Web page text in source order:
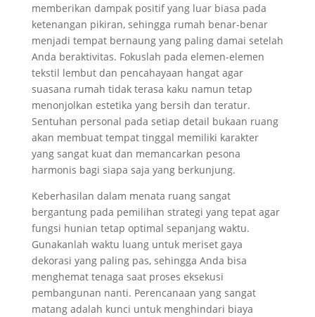
memberikan dampak positif yang luar biasa pada
ketenangan pikiran, sehingga rumah benar-benar
menjadi tempat bernaung yang paling damai setelah
Anda beraktivitas. Fokuslah pada elemen-elemen
tekstil lembut dan pencahayaan hangat agar
suasana rumah tidak terasa kaku namun tetap
menonjolkan estetika yang bersih dan teratur.
Sentuhan personal pada setiap detail bukaan ruang
akan membuat tempat tinggal memiliki karakter
yang sangat kuat dan memancarkan pesona
harmonis bagi siapa saja yang berkunjung.
Keberhasilan dalam menata ruang sangat
bergantung pada pemilihan strategi yang tepat agar
fungsi hunian tetap optimal sepanjang waktu.
Gunakanlah waktu luang untuk meriset gaya
dekorasi yang paling pas, sehingga Anda bisa
menghemat tenaga saat proses eksekusi
pembangunan nanti. Perencanaan yang sangat
matang adalah kunci untuk menghindari biaya